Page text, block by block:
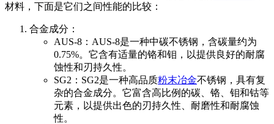
材料，下面是它们之间性能的比较：
合金成分：
AUS-8：AUS-8是一种中碳不锈钢，含碳量约为
0.75%。它含有适量的铬和钼，以提供良好的耐腐
蚀性和刃持久性。
SG2：SG2是一种高品质粉末冶金不锈钢，具有复
杂的合金成分。它富含高比例的碳、铬、钼和钴等
元素，以提供出色的刃持久性、耐磨性和耐腐蚀
性。